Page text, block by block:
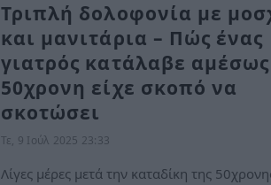
Τριπλή δολοφονία με
και μανιτάρια – Πώς ένας
γιατρός κατάλαβε αμέσως
50χρονη είχε σκοπό να
σκοτώσει
Τε, 9 Ιούλ 2025 23:33
Λίγες μέρες μετά την καταδίκη της